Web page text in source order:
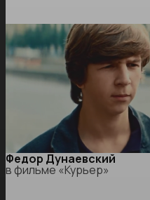
Федор Дунаевский
в фильме «Курьер»